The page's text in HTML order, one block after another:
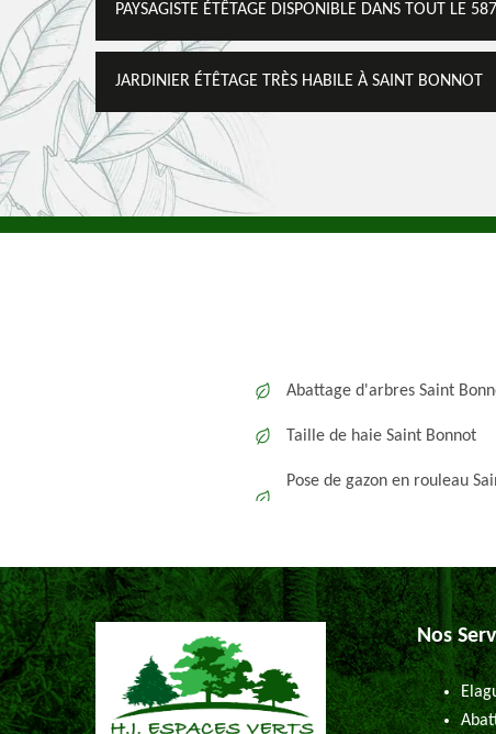
PAYSAGISTE ÉTÊTAGE DISPONIBLE DANS TOUT LE
JARDINIER ÉTÊTAGE TRÈS HABILE À SAINT BONNOT
Abattage d'arbres Saint
Taille de haie Saint Bonnot
Pose de gazon en rouleau
Nos